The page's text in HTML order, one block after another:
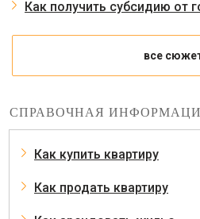
Как получить субсидию от
все
СПРАВОЧНАЯ
Как купить квартиру
Как продать квартиру